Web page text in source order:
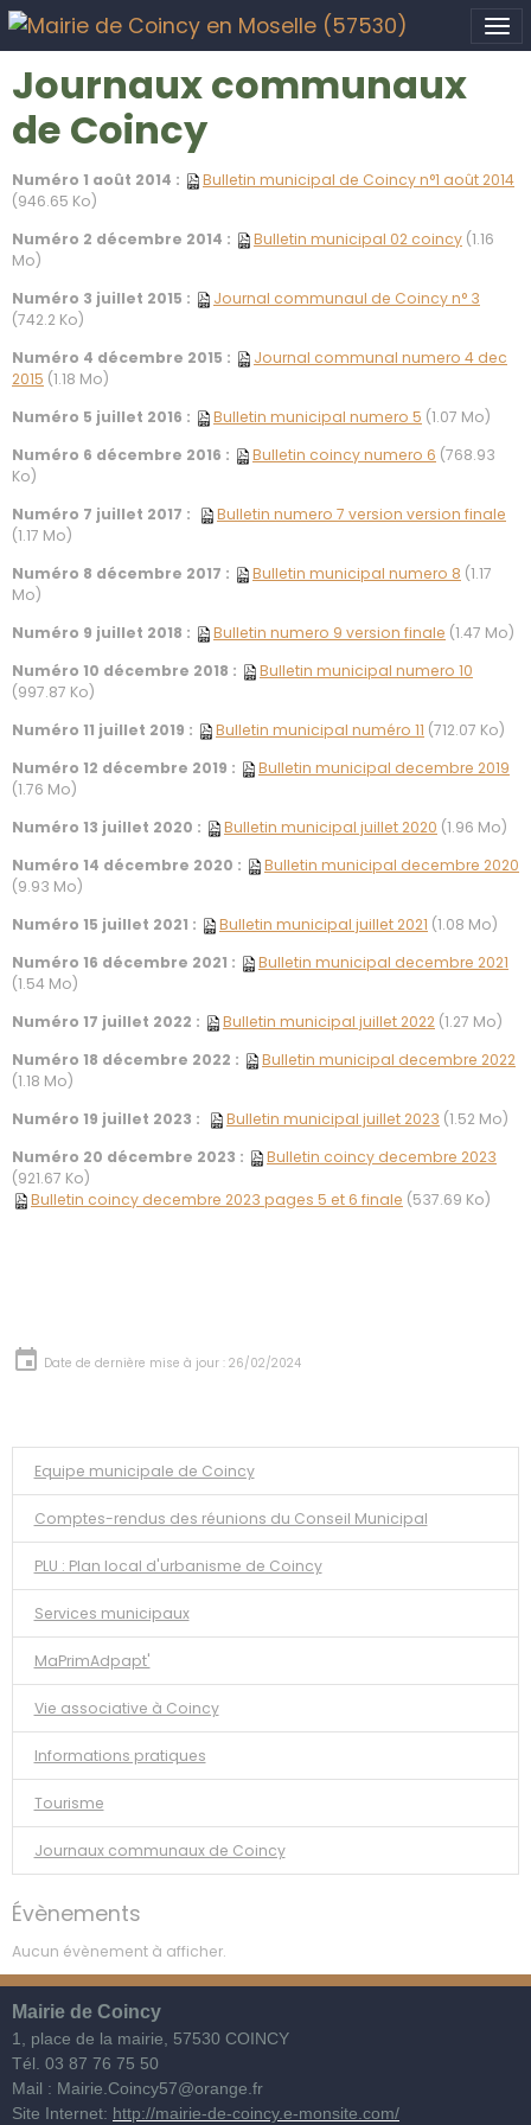
Journaux communaux
de Coincy
Numéro 1 août 2014 :
Bulletin municipal de Coincy n°1 août 2014
(946.65 Ko)
Numéro 2 décembre 2014 :
Bulletin municipal 02 coincy (1.16
Mo)
Numéro 3 juillet 2015 :
Journal communaul de Coincy n° 3
(742.2 Ko)
Numéro 4 décembre 2015 :
Journal communal numero 4 dec
2015 (1.18 Mo)
Numéro 5 juillet 2016 :
Bulletin municipal numero 5 (1.07 Mo)
Numéro 6 décembre 2016 :
Bulletin coincy numero 6 (768.93
Ko)
Numéro 7 juillet 2017 :
Bulletin numero 7 version version finale
(1.17 Mo)
Numéro 8 décembre 2017 :
Bulletin municipal numero 8 (1.17
Mo)
Numéro 9 juillet 2018 :
Bulletin numero 9 version finale (1.47 Mo)
Numéro 10 décembre 2018 :
Bulletin municipal numero 10
(997.87 Ko)
Numéro 11 juillet 2019 :
Bulletin municipal numéro 11 (712.07 Ko)
Numéro 12 décembre 2019 :
Bulletin municipal decembre 2019
(1.76 Mo)
Numéro 13 juillet 2020 :
Bulletin municipal juillet 2020 (1.96 Mo)
Numéro 14 décembre 2020 :
Bulletin municipal decembre 2020
(9.93 Mo)
Numéro 15 juillet 2021 :
Bulletin municipal juillet 2021 (1.08 Mo)
Numéro 16 décembre 2021 :
Bulletin municipal decembre 2021
(1.54 Mo)
Numéro 17 juillet 2022 :
Bulletin municipal juillet 2022 (1.27 Mo)
Numéro 18 décembre 2022 :
Bulletin municipal decembre 2022
(1.18 Mo)
Numéro 19 juillet 2023 :
Bulletin municipal juillet 2023 (1.52 Mo)
Numéro 20 décembre 2023 :
Bulletin coincy decembre 2023
(921.67 Ko)
Bulletin coincy decembre 2023 pages 5 et 6 finale (537.69 Ko)
Date de dernière mise à jour : 26/02/2024
Equipe municipale de Coincy
Comptes-rendus des réunions du Conseil Municipal
PLU : Plan local d'urbanisme de Coincy
Services municipaux
MaPrimAdpapt'
Vie associative à Coincy
Informations pratiques
Tourisme
Journaux communaux de Coincy
Évènements
Aucun évènement à afficher.
Mairie de Coincy
1, place de la mairie, 57530 COINCY
Tél. 03 87 76 75 50
Mail : Mairie.Coincy57@orange.fr
Site Internet: http://mairie-de-coincy.e-monsite.com/